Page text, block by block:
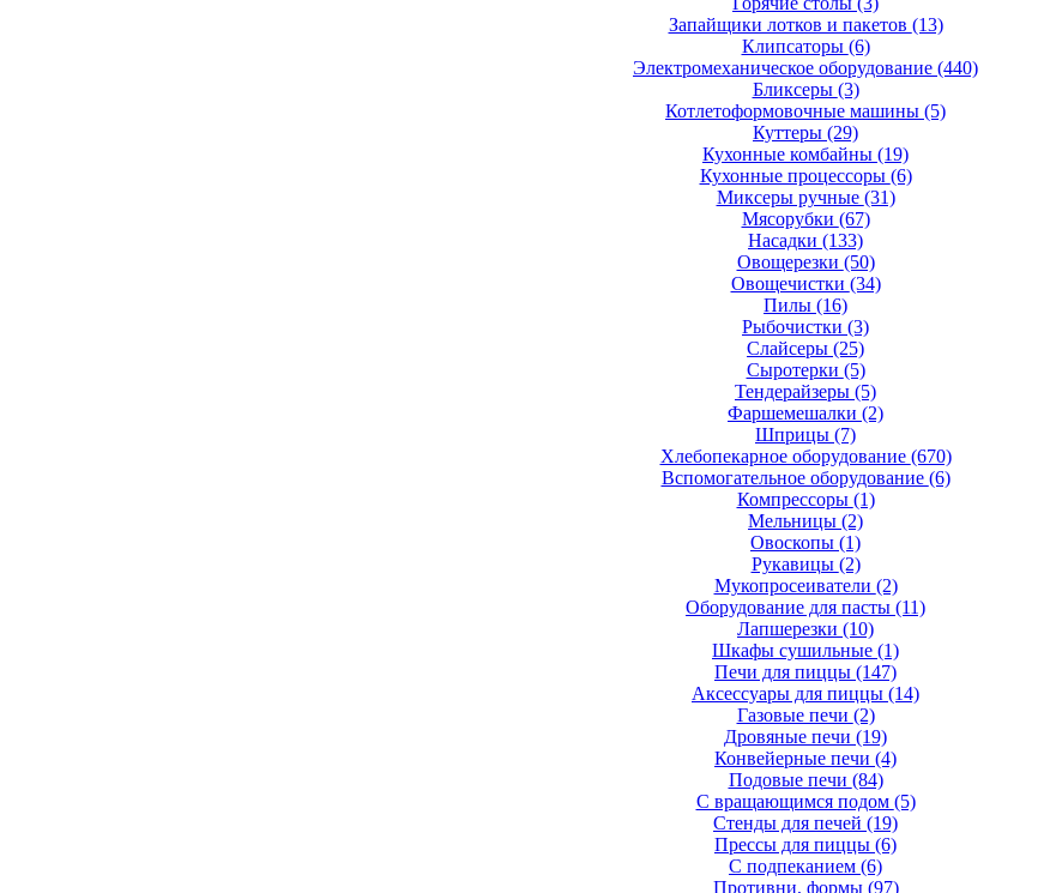
Запайщики лотков и пакетов (13)
Клипсаторы (6)
Электромеханическое оборудование (440)
Бликсеры (3)
Котлетоформовочные машины (5)
Куттеры (29)
Кухонные комбайны (19)
Кухонные процессоры (6)
Миксеры ручные (31)
Мясорубки (67)
Насадки (133)
Овощерезки (50)
Овощечистки (34)
Пилы (16)
Рыбочистки (3)
Слайсеры (25)
Сыротерки (5)
Тендерайзеры (5)
Фаршемешалки (2)
Шприцы (7)
Хлебопекарное оборудование (670)
Вспомогательное оборудование (6)
Компрессоры (1)
Мельницы (2)
Овоскопы (1)
Рукавицы (2)
Мукопросеиватели (2)
Оборудование для пасты (11)
Лапшерезки (10)
Шкафы сушильные (1)
Печи для пиццы (147)
Аксессуары для пиццы (14)
Газовые печи (2)
Дровяные печи (19)
Конвейерные печи (4)
Подовые печи (84)
С вращающимся подом (5)
Стенды для печей (19)
Прессы для пиццы (6)
С подпеканием (6)
Противни, формы (97)